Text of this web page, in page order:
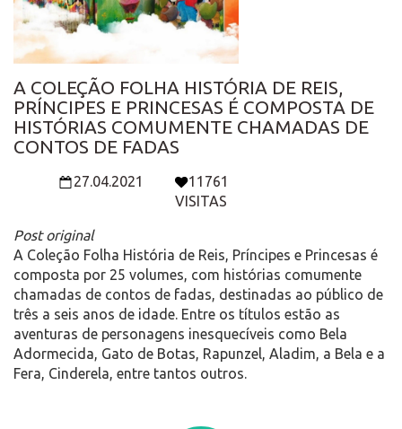
A COLEÇÃO FOLHA HISTÓRIA DE REIS,
PRÍNCIPES E PRINCESAS É COMPOSTA DE
HISTÓRIAS COMUMENTE CHAMADAS DE
CONTOS DE FADAS
27.04.2021
11761
VISITAS
Post original
A Coleção Folha História de Reis, Príncipes e Princesas é
composta por 25 volumes, com histórias comumente
chamadas de contos de fadas, destinadas ao público de
três a seis anos de idade. Entre os títulos estão as
aventuras de personagens inesquecíveis como Bela
Adormecida, Gato de Botas, Rapunzel, Aladim, a Bela e a
Fera, Cinderela, entre tantos outros.